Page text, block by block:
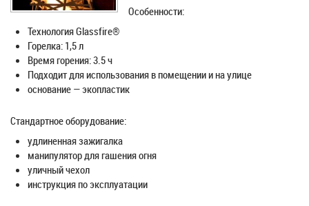
Особенности:
Технология Glassfire®
Горелка: 1,5 л
Время горения: 3.5 ч
Подходит для использования в помещении и на улице
основание — экопластик
Стандартное оборудование:
удлиненная зажигалка
манипулятор для гашения огня
уличный чехол
инструкция по эксплуатации